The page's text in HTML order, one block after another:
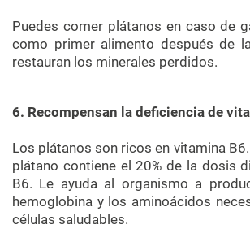
Puedes comer plátanos en caso de
como primer alimento después de
restauran los minerales perdidos.
6. Recompensan la deficiencia de
Los plátanos son ricos en vitamina
plátano contiene el 20% de la dosis
B6. Le ayuda al organismo a
hemoglobina y los aminoácidos
células saludables.